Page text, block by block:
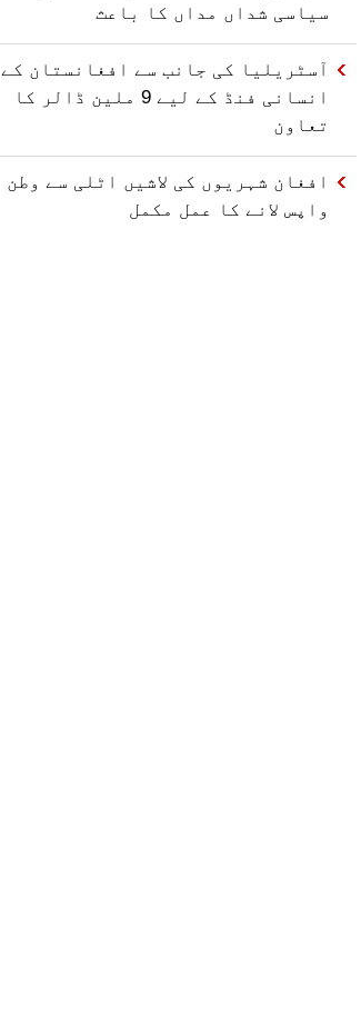
سیاسی شداں مداں کا باعث
آسٹریلیا کی جانب سے افغانستان کے
انسانی فنڈ کے لیے 9 ملین ڈالر کا
تعاون
افغان شہریوں کی لاشیں اٹلی سے وطن
واپس لانے کا عمل مکمل